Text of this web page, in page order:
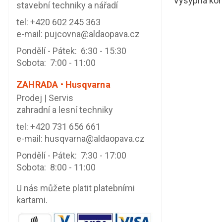
stavební techniky a nářadí
tel: +420 602 245 363
e-mail: pujcovna@aldaopava.cz
Pondělí - Pátek: 6:30 - 15:30
Sobota: 7:00 - 11:00
ZAHRADA • Husqvarna
Prodej | Servis
zahradní a lesní techniky
tel: +420 731 656 661
e-mail: husqvarna@aldaopava.cz
Pondělí - Pátek: 7:30 - 17:00
Sobota: 8:00 - 11:00
U nás můžete platit platebními
kartami.